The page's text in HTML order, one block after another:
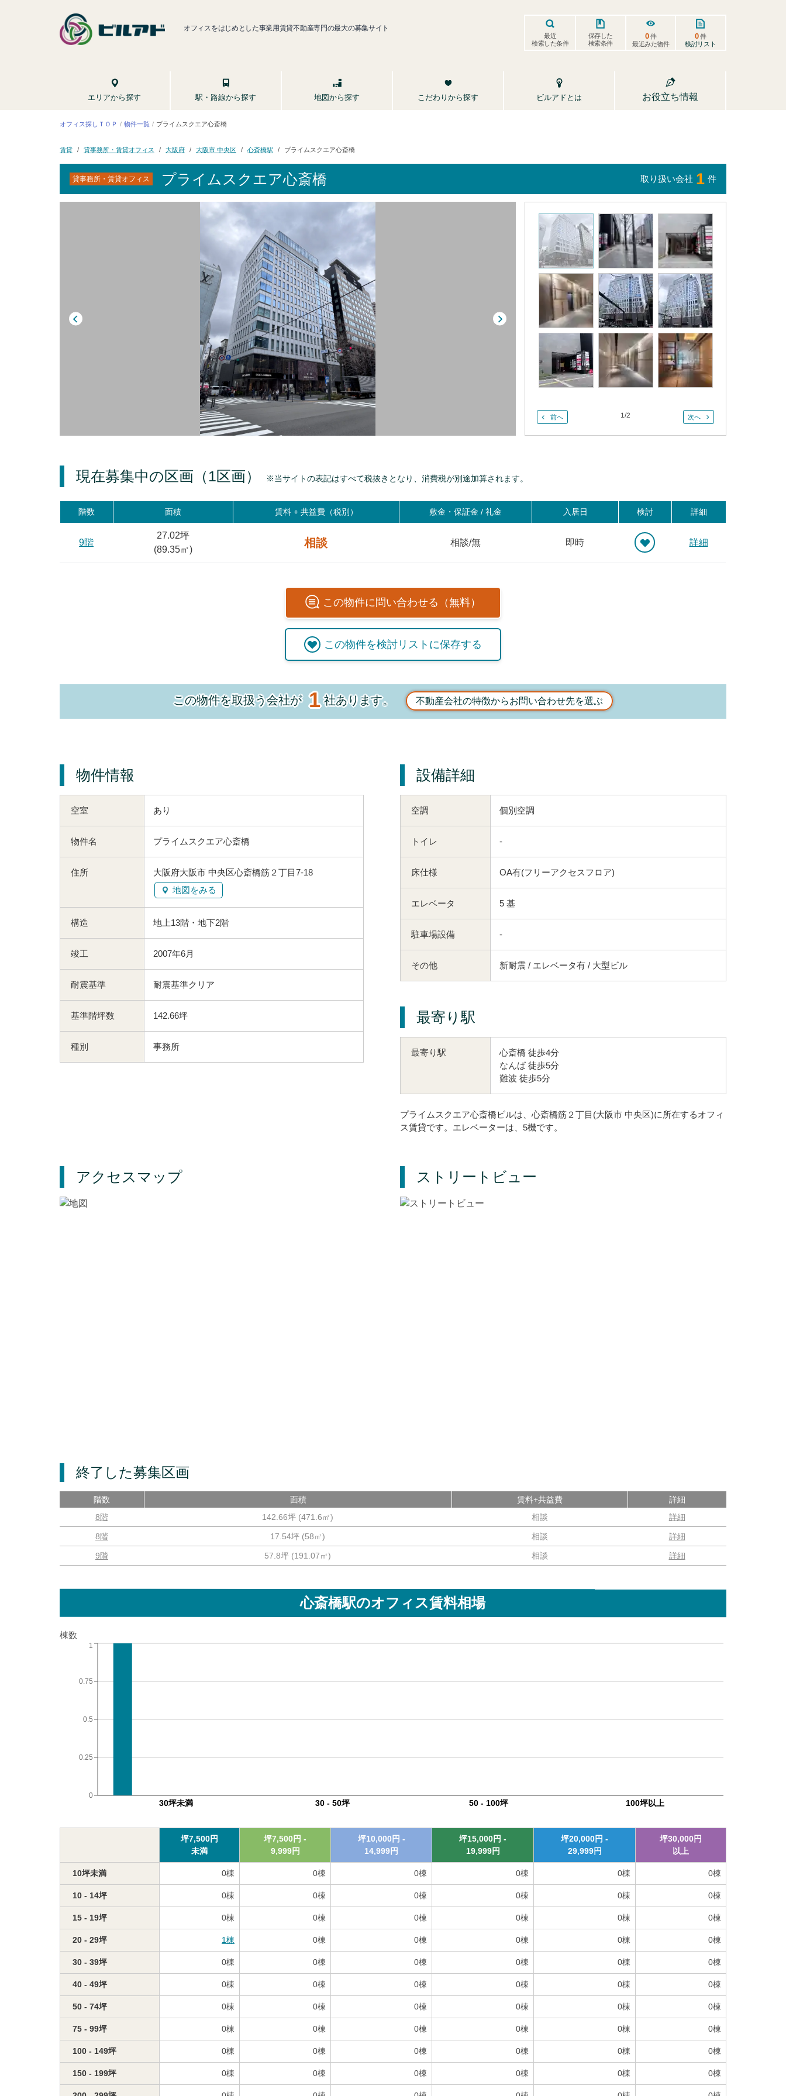
オフィスをはじめとした事業用賃貸不動産専門の最大の募集サイト
最近
検索した条件
保存した
検索条件
0件
最近みた物件
0件
検討リスト
エリアから探す 駅・路線から探す 地図から探す こだわりから探す ビルアドとは お役立ち情報
オフィス探しＴＯＰ 物件一覧 プライムスクエア心斎橋
賃貸 貸事務所・賃貸オフィス 大阪府 大阪市 中央区 心斎橋駅 プライムスクエア心斎橋
貸事務所・賃貸オフィス プライムスクエア心斎橋 取り扱い会社 1 件
前へ 1/2 次へ
現在募集中の区画 （1区画） ※当サイトの表記はすべて税抜きとなり、消費税が別途加算されます。
階数 面積 賃料 +共益費（税別） 敷金・保証金 / 礼金 入居日 検討 詳細
9階
27.02坪
(89.35㎡)
相談 相談/無 即時 詳細
この物件に問い合わせる（無料）
この物件を検討リストに保存する
この物件を取扱う会社が1社あります。 不動産会社の特徴からお問い合わせ先を選ぶ
物件情報
空室 あり
物件名 プライムスクエア心斎橋
住所
大阪府大阪市 中央区心斎橋筋２丁目7-18
地図をみる
構造 地上13階・地下2階
竣工 2007年6月
耐震基準 耐震基準クリア
基準階坪数 142.66坪
種別 事務所
設備詳細
空調 個別空調
トイレ -
床仕様 OA有(フリーアクセスフロア)
エレベータ 5 基
駐車場設備 -
その他 新耐震 / エレベータ有 / 大型ビル
最寄り駅
最寄り駅
心斎橋 徒歩4分
なんば 徒歩5分
難波 徒歩5分
プライムスクエア心斎橋ビルは、心斎橋筋２丁目(大阪市 中央区)に所在するオフィ
ス賃貸です。エレベーターは、5機です。
アクセスマップ ストリートビュー
終了した募集区画
階数 面積 賃料+共益費
詳細
8階
142.66坪 (471.6㎡) 相談 詳細
8階 17.54坪 (58㎡) 相談 詳細
9階 57.8坪 (191.07㎡) 相談 詳細
心斎橋駅のオフィス賃料相場
棟数
30坪未満 30 - 50坪 50 - 100坪 100坪以上
0
0.25
0.5
0.75
1
坪7,500円
未満
坪7,500円 -
9,999円
坪10,000 円 -
14,999円
坪15,000円 -
19,999円
坪20,000円 -
29,999円
坪30,000円
以上
10坪未満 0棟 0棟 0棟 0棟 0棟 0棟
10 - 14坪 0棟 0棟 0棟 0棟 0棟 0棟
15 - 19坪 0棟 0棟 0棟 0棟 0棟 0棟
20 - 29坪 1棟 0棟 0棟 0棟 0棟 0棟
30 - 39坪 0棟 0棟 0棟 0棟 0棟 0棟
40 - 49坪 0棟 0棟 0棟 0棟 0棟 0棟
50 - 74坪 0棟 0棟 0棟 0棟 0棟 0棟
75 - 99坪 0棟 0棟 0棟 0棟 0棟 0棟
100 - 149坪 0棟 0棟 0棟 0棟 0棟 0棟
150 - 199坪 0棟 0棟 0棟 0棟 0棟 0棟